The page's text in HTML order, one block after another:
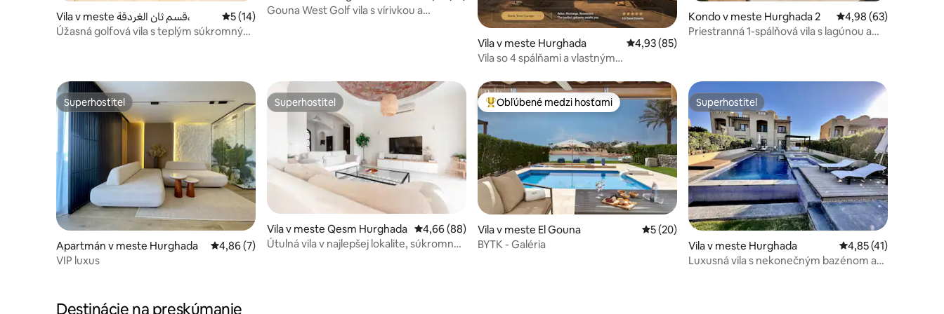
Vila v meste قسم ثان الغردقة، Priemerné ohodnotenie 5 z 5, počet hodnotení: 14
5 (14)
Úžasná golfová vila s teplým súkromným
Gouna West Golf vila s vírivkou a
Vila v meste Hurghada Priemerné ohodnotenie 4,93 z 5, počet hodnotení: 85
4,93 (85)
Vila so 4 spálňami a vlastným
Kondo v meste Hurghada 2 Priemerné
4,98 (63)
Priestranná 1-spálňová vila s lagúnou a
Superhostiteľ
Superhostiteľ
Apartmán v meste Hurghada Priemerné ohodnotenie 4,86 z 5, počet hodnotení: 7
4,86 (7)
VIP luxus
Superhostiteľ
Superhostiteľ
Vila v meste Qesm Hurghada Priemerné ohodnotenie 4,66 z 5, počet hodnotení: 88
4,66 (88)
Útulná vila v najlepšej lokalite, súkromný
Najobľúbenejšie medzi hosťami
Obľúbené medzi hosťami
Vila v meste El Gouna Priemerné ohodnotenie 5 z 5, počet hodnotení: 20
5 (20)
BYTK - Galéria
Superhostiteľ
Superhostiteľ
Vila v meste Hurghada Priemerné
4,85 (41)
Luxusná vila s nekonečným bazénom a
Destinácie na preskúmanie